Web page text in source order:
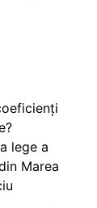
lege a
Marea